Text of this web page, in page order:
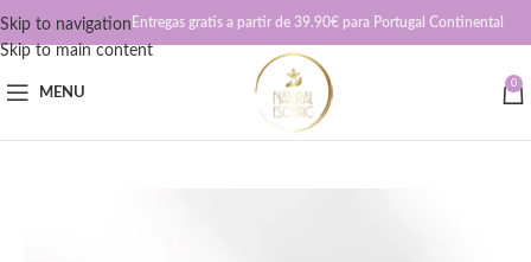
Skip to navigation
Skip to main content
Entregas gratis a partir de 39.90€ para Portugal Continental
MENU
0